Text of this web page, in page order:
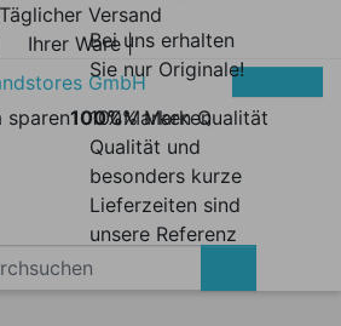
Täglicher Versand
Ihrer Ware |
sparen100%Marken Qualität
Bei uns erhalten
Sie nur Originale!
100% Marken
Qualität und
besonders kurze
Lieferzeiten sind
unsere Referenz